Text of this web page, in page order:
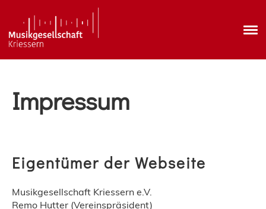
Impressum
Eigentümer der Webseite
Musikgesellschaft Kriessern e.V.
Remo Hutter (Vereinspräsident)